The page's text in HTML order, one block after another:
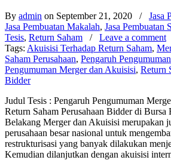
By admin on September 21, 2020 / Jasa
Jasa Pembuatan Makalah, Jasa Pembuatan
Tesis, Return Saham / Leave a comment
Tags: Akuisisi Terhadap Return Saham,
Saham Perusahaan, Pengaruh
Pengumuman Merger dan Akuisisi, Return
Bidder
Judul Tesis : Pengaruh Pengumuman
Return Saham Perusahaan Bidder di
Belakang Merger dan Akuisisi merupakan
perusahaan besar nasional untuk
restrukturisasi yang banyak dilakukan
Kemudian dilanjutkan dengan akuisisi